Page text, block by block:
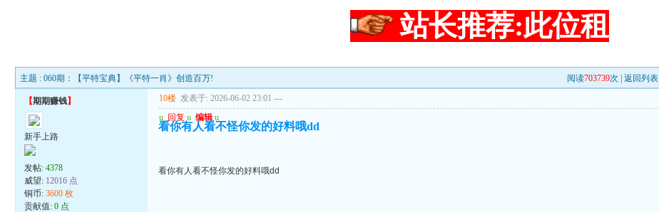
站长推荐:此位租
主题 : 060期：【平特宝典】《平特一肖》创造百万! 阅读703739次 |返回列表
【期期赚钱】
新手上路
发帖:4378
威望: 12016 点
铜币:3600 枚
贡献值:0 点
10楼 发表于: 2026-06-02 23:01 ---
u 回复 u 编辑 u
看你有人看不怪你发的好料哦dd
看你有人看不怪你发的好料哦dd